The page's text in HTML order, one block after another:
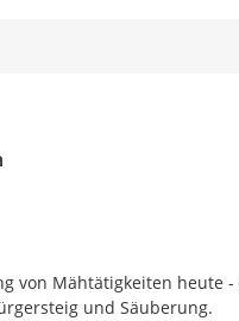
von Mähtätigkeiten heute
und Säuberung.